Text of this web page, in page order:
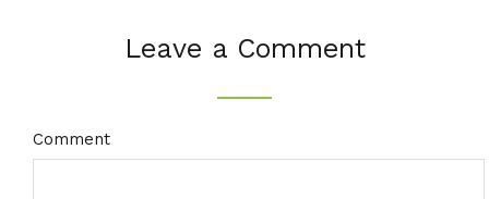
Leave a Comment
Comment